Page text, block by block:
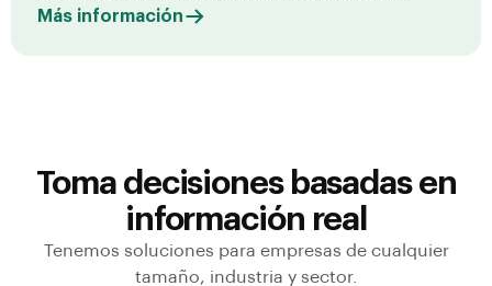
Más información
Toma decisiones basadas en
información real
Tenemos soluciones para empresas de cualquier
tamaño, industria y sector.